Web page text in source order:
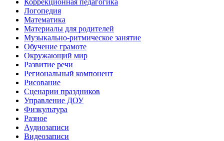
Логопедия
Математика
Материалы для родителей
Музыкально-ритмическое занятие
Обучение грамоте
Окружающий мир
Развитие речи
Региональный компонент
Рисование
Сценарии праздников
Управление ДОУ
Физкультура
Разное
Аудиозаписи
Видеозаписи